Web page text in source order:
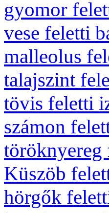
gyomor
vese feletti
malleolus
talajszint
tövis feletti
számon
töröknyereg
Küszöb
hörgők